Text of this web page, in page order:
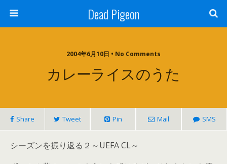
Dead Pigeon
2004年6月10日 • No Comments
カレーライスのうた
Share Tweet Pin Mail SMS
シーズンを振り返る２～UEFA CL～